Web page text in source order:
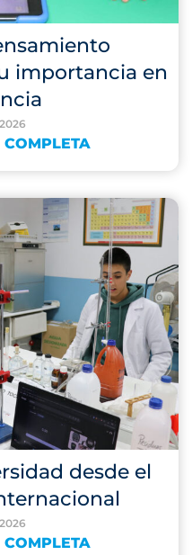
importancia en
COMPLETA
desde el
COMPLETA